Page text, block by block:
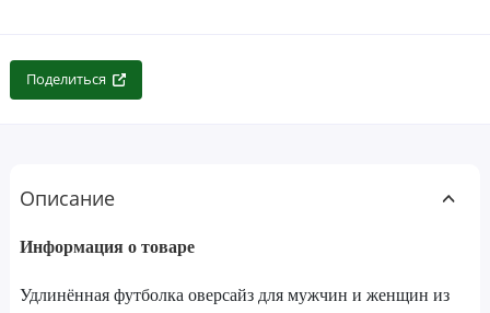
Поделиться
Описание
Информация о товаре
Удлинённая футболка оверсайз для мужчин и женщин из